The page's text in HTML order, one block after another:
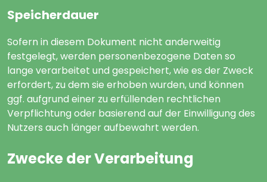
Speicherdauer
Sofern in diesem Dokument nicht anderweitig
festgelegt, werden personenbezogene Daten so
lange verarbeitet und gespeichert, wie es der Zweck
erfordert, zu dem sie erhoben wurden, und können
ggf. aufgrund einer zu erfüllenden rechtlichen
Verpflichtung oder basierend auf der Einwilligung des
Nutzers auch länger aufbewahrt werden.
Zwecke der Verarbeitung